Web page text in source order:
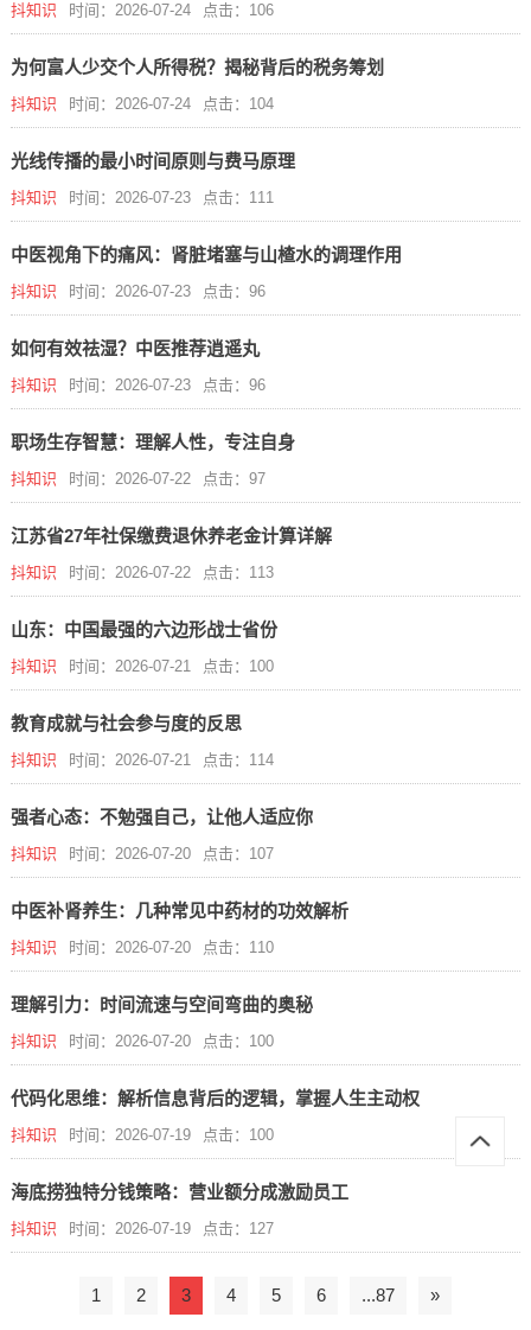
抖知识 时间：2026-07-24 点击：106
为何富人少交个人所得税？揭秘背后的税务筹划
抖知识 时间：2026-07-24 点击：104
光线传播的最小时间原则与费马原理
抖知识 时间：2026-07-23 点击：111
中医视角下的痛风：肾脏堵塞与山楂水的调理作用
抖知识 时间：2026-07-23 点击：96
如何有效祛湿？中医推荐逍遥丸
抖知识 时间：2026-07-23 点击：96
职场生存智慧：理解人性，专注自身
抖知识 时间：2026-07-22 点击：97
江苏省27年社保缴费退休养老金计算详解
抖知识 时间：2026-07-22 点击：113
山东：中国最强的六边形战士省份
抖知识 时间：2026-07-21 点击：100
教育成就与社会参与度的反思
抖知识 时间：2026-07-21 点击：114
强者心态：不勉强自己，让他人适应你
抖知识 时间：2026-07-20 点击：107
中医补肾养生：几种常见中药材的功效解析
抖知识 时间：2026-07-20 点击：110
理解引力：时间流速与空间弯曲的奥秘
抖知识 时间：2026-07-20 点击：100
代码化思维：解析信息背后的逻辑，掌握人生主动权
抖知识 时间：2026-07-19 点击：100
海底捞独特分钱策略：营业额分成激励员工
抖知识 时间：2026-07-19 点击：127
1 2 3 4 5 6 ...87 »